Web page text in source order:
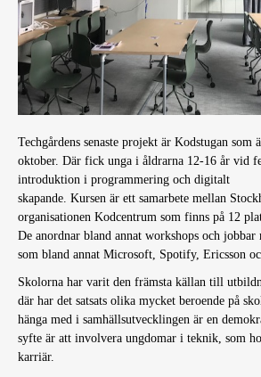
Techgårdens senaste projekt är Kodstugan som
oktober. Där fick unga i åldrarna 12-16 år vid
introduktion i programmering och digitalt
skapande. Kursen är ett samarbete mellan
organisationen Kodcentrum som finns på 12
De anordnar bland annat workshops och
som bland annat Microsoft, Spotify, Ericsson
Skolorna har varit den främsta källan till
där har det satsats olika mycket beroende på
hänga med i samhällsutvecklingen är en
syfte är att involvera ungdomar i teknik, som
karriär.